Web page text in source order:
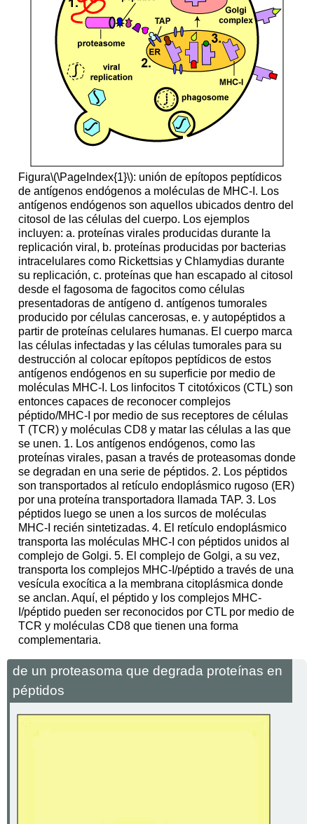
Figura\(\PageIndex{1}\): unión de epítopos peptídicos
de antígenos endógenos a moléculas de MHC-I. Los
antígenos endógenos son aquellos ubicados dentro del
citosol de las células del cuerpo. Los ejemplos
incluyen: a. proteínas virales producidas durante la
replicación viral, b. proteínas producidas por bacterias
intracelulares como Rickettsias y Chlamydias durante
su replicación, c. proteínas que han escapado al citosol
desde el fagosoma de fagocitos como células
presentadoras de antígeno d. antígenos tumorales
producido por células cancerosas, e. y autopéptidos a
partir de proteínas celulares humanas. El cuerpo marca
las células infectadas y las células tumorales para su
destrucción al colocar epítopos peptídicos de estos
antígenos endógenos en su superficie por medio de
moléculas MHC-I. Los linfocitos T citotóxicos (CTL) son
entonces capaces de reconocer complejos
péptido/MHC-I por medio de sus receptores de células
T (TCR) y moléculas CD8 y matar las células a las que
se unen. 1. Los antígenos endógenos, como las
proteínas virales, pasan a través de proteasomas donde
se degradan en una serie de péptidos. 2. Los péptidos
son transportados al retículo endoplásmico rugoso (ER)
por una proteína transportadora llamada TAP. 3. Los
péptidos luego se unen a los surcos de moléculas
MHC-I recién sintetizadas. 4. El retículo endoplásmico
transporta las moléculas MHC-I con péptidos unidos al
complejo de Golgi. 5. El complejo de Golgi, a su vez,
transporta los complejos MHC-I/péptido a través de una
vesícula exocítica a la membrana citoplásmica donde
se anclan. Aquí, el péptido y los complejos MHC-
I/péptido pueden ser reconocidos por CTL por medio de
TCR y moléculas CD8 que tienen una forma
complementaria.
de un proteasoma que degrada proteínas en
péptidos